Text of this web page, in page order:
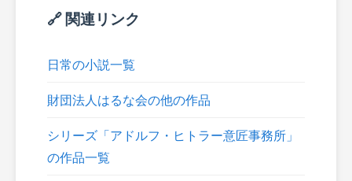
🔗 関連リンク
日常の小説一覧
財団法人はるな会の他の作品
シリーズ「アドルフ・ヒトラー意匠事務所」
の作品一覧